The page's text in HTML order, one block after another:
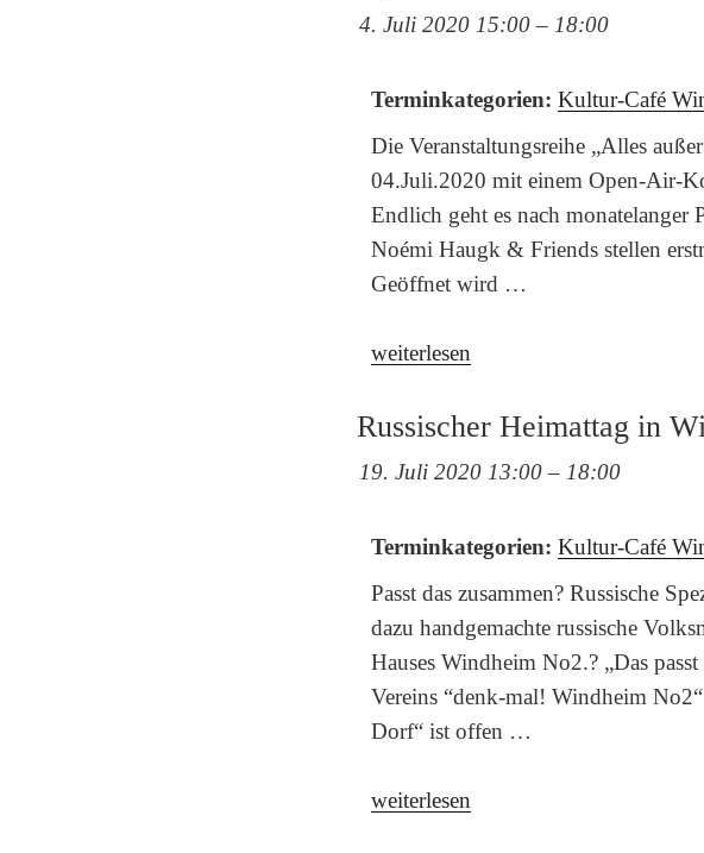
4. Juli 2020 15:00– 18:00
Terminkategorien: Kultur-Café
Die Veranstaltungsreihe „Alles
04.Juli.2020 mit einem Open-Air-
Endlich geht es nach monatelanger
Noémi Haugk & Friends stellen
Geöffnet wird …
„Open-
Konzert
No2“
weiterlesen
Russischer Heimattag in
19. Juli 2020 13:00– 18:00
Terminkategorien: Kultur-Café
Passt das zusammen? Russische
dazu handgemachte russische
Hauses Windheim No2.? „Das
Vereins “denk-mal! Windheim
Dorf“ ist offen …
„Russischer
weiterlesen